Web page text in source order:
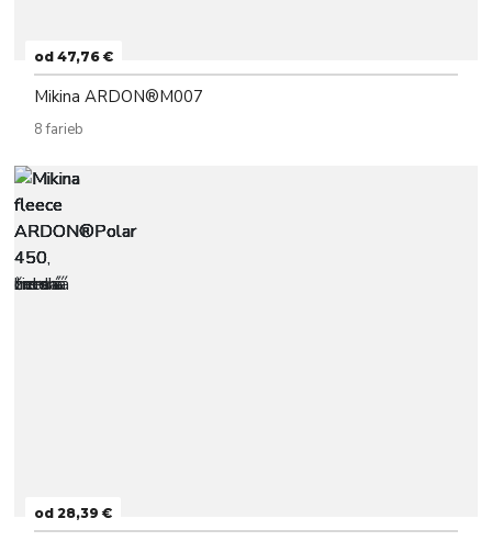
od 47,76 €
Mikina ARDON®M007
8 farieb
od 28,39 €